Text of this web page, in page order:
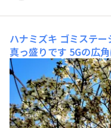
ハナミズキ ゴミステ
真っ盛りです 5Gの広